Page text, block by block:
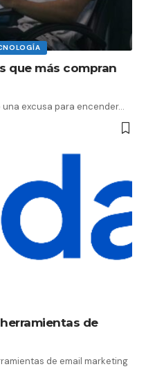
que más compran
una excusa para encender…
de
de email marketing